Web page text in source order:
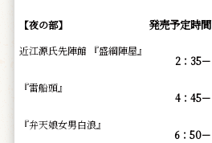
【夜の部】 発売予定時間
近江源氏先陣館 『盛綱陣屋』
2：35－
『雷船頭』
4：45－
『弁天娘女男白浪』
6：50－